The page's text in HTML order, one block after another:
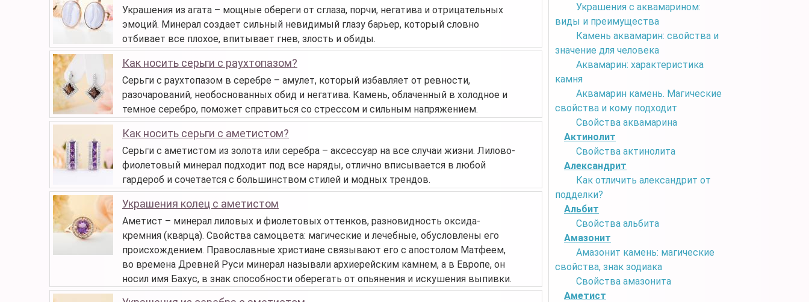
Украшения из агата – мощные обереги от сглаза, порчи, негатива и отрицательных
эмоций. Минерал создает сильный невидимый глазу барьер, который словно
отбивает все плохое, впитывает гнев, злость и обиды.
Как носить серьги с раухтопазом?
Серьги с раухтопазом в серебре – амулет, который избавляет от ревности,
разочарований, необоснованных обид и негатива. Камень, облаченный в холодное и
темное серебро, поможет справиться со стрессом и сильным напряжением.
Как носить серьги с аметистом?
Серьги с аметистом из золота или серебра – аксессуар на все случаи жизни. Лилово-
фиолетовый минерал подходит под все наряды, отлично вписывается в любой
гардероб и сочетается с большинством стилей и модных трендов.
Украшения колец с аметистом
Аметист – минерал лиловых и фиолетовых оттенков, разновидность оксида-
кремния (кварца). Свойства самоцвета: магические и лечебные, обусловлены его
происхождением. Православные христиане связывают его с апостолом Матфеем,
во времена Древней Руси минерал называли архиерейским камнем, а в Европе, он
носил имя Бахус, в знак способности оберегать от опьянения и искушения выпивки.
Украшения с аквамарином:
виды и преимущества
Камень аквамарин: свойства и
значение для человека
Аквамарин: характеристика
камня
Аквамарин камень. Магические
свойства и кому подходит
Свойства аквамарина
Актинолит
Свойства актинолита
Александрит
Как отличить александрит от
подделки?
Альбит
Свойства альбита
Амазонит
Амазонит камень: магические
свойства, знак зодиака
Свойства амазонита
Аметист